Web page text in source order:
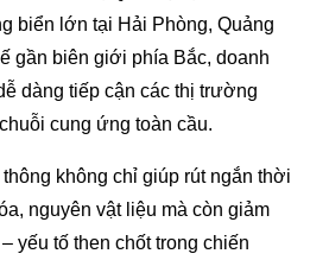
biển lớn tại Hải Phòng, Quảng
gần biên giới phía Bắc, doanh
dàng tiếp cận các thị trường
cung ứng toàn cầu.
không chỉ giúp rút ngắn thời
nguyên vật liệu mà còn giảm
yếu tố then chốt trong chiến